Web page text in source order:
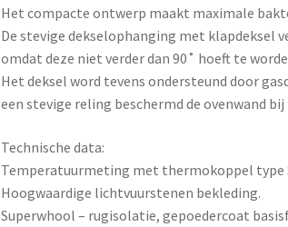
Het compacte ontwerp maakt maximale
De stevige dekselophanging met klapdeksel
omdat deze niet verder dan 90˚ hoeft te
Het deksel word tevens ondersteund door
een stevige reling beschermd de ovenwand
Technische data:
Temperatuurmeting met thermokoppel type
Hoogwaardige lichtvuurstenen bekleding.
Superwhool – rugisolatie, gepoedercoat